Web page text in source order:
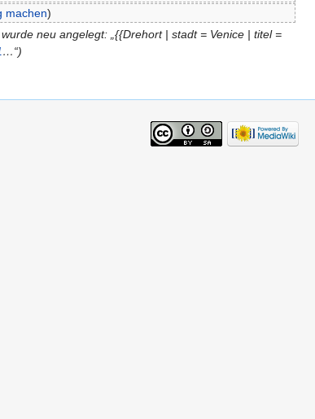
machen)
neu angelegt: „{{Drehort | stadt = Venice | titel =
…“)